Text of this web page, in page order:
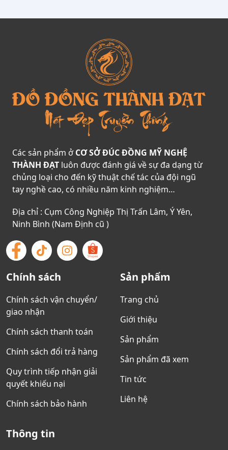
Các sản phẩm ởCƠ SỞ ĐÚC ĐỒNG MỸ NGHỆ
THÀNH ĐẠT luôn được đánh giá về sự đa dạng từ
chủng loại cho đến kỹ thuật chế tác của đội ngũ
tay nghề cao, có nhiều năm kinh nghiệm…
Địa chỉ : Cụm Công Nghiệp Thị Trấn Lâm, Ý Yên,
Ninh Bình (Nam Định cũ )
Chính sách
Chính sách vận chuyển/
giao nhận
Chính sách thanh toán
Chính sách đổi trả hàng
Quy trình tiếp nhận giải
quyết khiếu nại
Chính sách bảo hành
Sản phẩm
Trang chủ
Giới thiệu
Sản phẩm
Sản phẩm đã xem
Tin tức
Liên hệ
Thông tin